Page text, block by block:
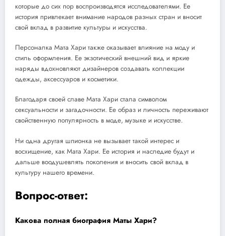
которые до сих пор воспроизводятся исследователями. Ее
история привлекает внимание народов разных стран и вносит
свой вклад в развитие культуры и искусства.
Персоналка Мата Хари также оказывает влияние на моду и
стиль оформления. Ее экзотический внешний вид и яркие
наряды вдохновляют дизайнеров создавать коллекции
одежды, аксессуаров и косметики.
Благодаря своей славе Мата Хари стала символом
сексуальности и загадочности. Ее образ и личность переживают
свойственную популярность в моде, музыке и искусстве.
Ни одна другая шпионка не вызывает такой интерес и
восхищение, как Мата Хари. Ее история и наследие будут и
дальше воодушевлять поколения и вносить свой вклад в
культуру нашего времени.
Вопрос-ответ:
Какова полная биография Маты Хари?